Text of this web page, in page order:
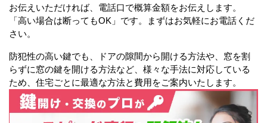
お伝えいただければ、電話口で概算金額をお伝えします。
「高い場合は断ってもOK」です。まずはお気軽にお電話くだ
さい。
防犯性の高い鍵でも、ドアの隙間から開ける方法や、窓を割
らずに窓の鍵を開ける方法など、様々な手法に対応している
ため、住宅ごとに最適な方法と費用をご案内いたします。